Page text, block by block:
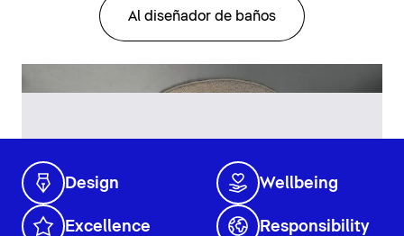
Al diseñador de baños
Design Wellbeing
Excellence Responsibility